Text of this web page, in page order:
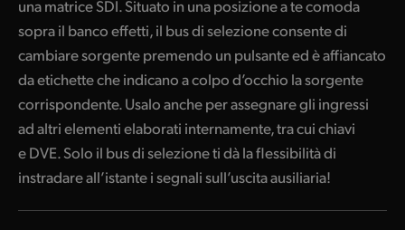
una matrice SDI. Situato in una posizione a te comoda
sopra il banco effetti, il bus di selezione consente di
cambiare sorgente premendo un pulsante ed è affiancato
da etichette che indicano a colpo d’occhio la sorgente
corrispondente. Usalo anche per assegnare gli ingressi
ad altri elementi elaborati internamente, tra cui chiavi
e DVE. Solo il bus di selezione ti dà la flessibilità di
instradare all’istante i segnali sull’uscita ausiliaria!